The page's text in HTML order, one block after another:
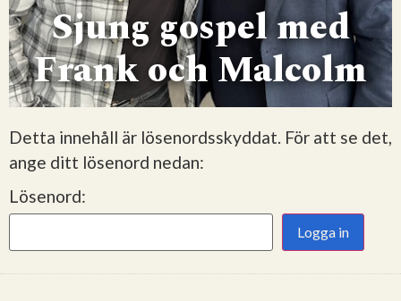
Sjung gospel med
Frank och Malcolm
Detta innehåll är lösenordsskyddat. För att se det,
ange ditt lösenord nedan:
Lösenord: